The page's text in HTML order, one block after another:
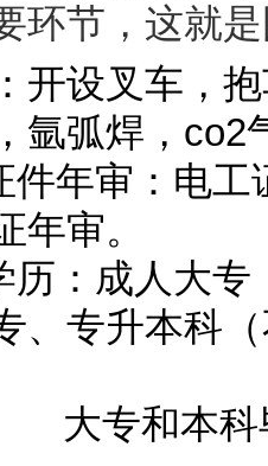
环节，这就
开设叉车，
氩弧焊，co2
电工证，
年审。
大专，专
、专升本科
毕业证